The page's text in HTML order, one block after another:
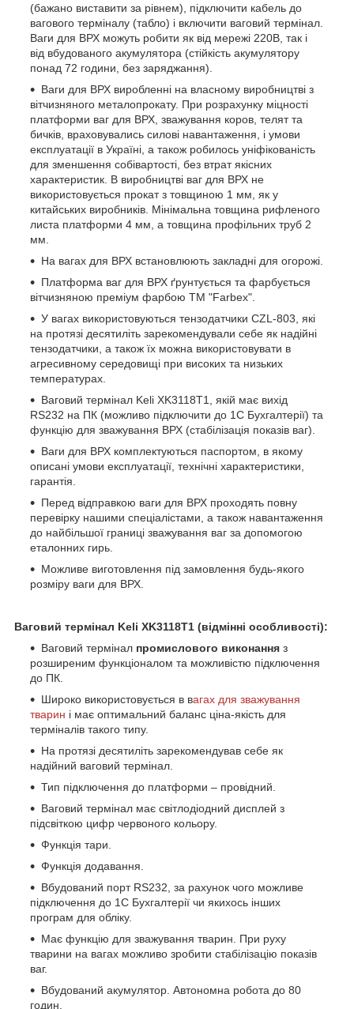
(бажано виставити за рівнем), підключити кабель до
вагового терміналу (табло) і включити ваговий термінал.
Ваги для ВРХ можуть робити як від мережі 220В, так і
від вбудованого акумулятора (стійкість акумулятору
понад 72 години, без заряджання).
Ваги для ВРХ виробленні на власному виробництві з
вітчизняного металопрокату. При розрахунку міцності
платформи ваг для ВРХ, зважування коров, телят та
бичків, враховувались силові навантаження, і умови
експлуатації в Україні, а також робилось уніфікованість
для зменшення собівартості, без втрат якісних
характеристик. В виробництві ваг для ВРХ не
використовується прокат з товщиною 1 мм, як у
китайських виробників. Мінімальна товщина рифленого
листа платформи 4 мм, а товщина профільних труб 2
мм.
На вагах для ВРХ встановлюють закладні для огорожі.
Платформа ваг для ВРХ ґрунтується та фарбується
вітчизняною преміум фарбою ТМ "Farbex".
У вагах використовуються тензодатчики CZL-803, які
на протязі десятиліть зарекомендували себе як надійні
тензодатчики, а також їх можна використовувати в
агресивному середовищі при високих та низьких
температурах.
Ваговий термінал Keli XK3118T1, якій має вихід
RS232 на ПК (можливо підключити до 1С Бухгалтерії) та
функцію для зважування ВРХ (стабілізація показів ваг).
Ваги для ВРХ комплектуються паспортом, в якому
описані умови експлуатації, технічні характеристики,
гарантія.
Перед відправкою ваги для ВРХ проходять повну
перевірку нашими спеціалістами, а також навантаження
до найбільшої границі зважування ваг за допомогою
еталонних гирь.
Можливе виготовлення під замовлення будь-якого
розміру ваги для ВРХ.
Ваговий термінал Keli XK3118T1 (відмінні особливості):
Ваговий термінал промислового виконання з
розширеним функціоналом та можливістю підключення
до ПК.
Широко використовується в вагах для зважування
тварин і має оптимальний баланс ціна-якість для
терміналів такого типу.
На протязі десятиліть зарекомендував себе як
надійний ваговий термінал.
Тип підключення до платформи – провідний.
Ваговий термінал має світлодіодний дисплей з
підсвіткою цифр червоного кольору.
Функція тари.
Функція додавання.
Вбудований порт RS232, за рахунок чого можливе
підключення до 1С Бухгалтерії чи якихось інших
програм для обліку.
Має функцію для зважування тварин. При руху
тварини на вагах можливо зробити стабілізацію показів
ваг.
Вбудований акумулятор. Автономна робота до 80
годин.